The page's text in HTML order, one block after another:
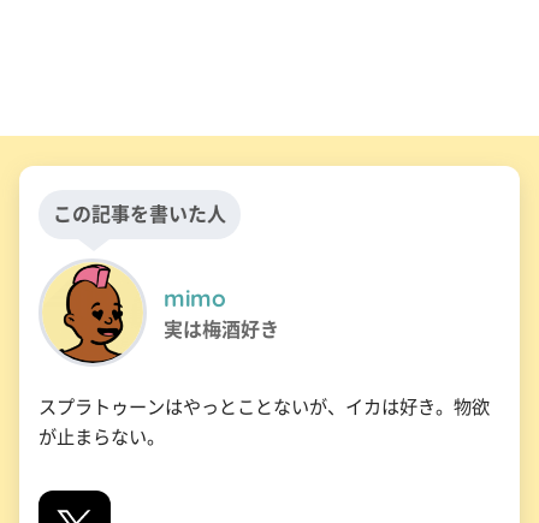
この記事を書いた人
mimo
実は梅酒好き
スプラトゥーンはやっとことないが、イカは好き。物欲
が止まらない。